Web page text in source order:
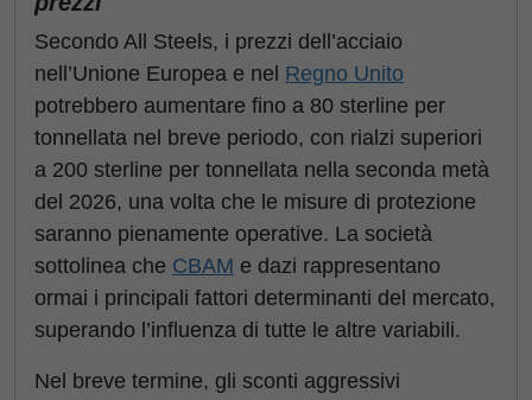
Secondo All Steels, i prezzi dell’acciaio
nell’Unione Europea e nel Regno Unito
potrebbero aumentare fino a 80 sterline per
tonnellata nel breve periodo, con rialzi superiori
a 200 sterline per tonnellata nella seconda metà
del 2026, una volta che le misure di protezione
saranno pienamente operative. La società
sottolinea che CBAM e dazi rappresentano
ormai i principali fattori determinanti del mercato,
superando l’influenza di tutte le altre variabili.
Nel breve termine, gli sconti aggressivi